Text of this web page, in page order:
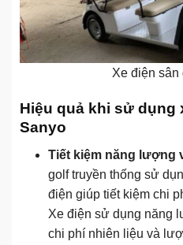
Xe điện sân
Hiệu quả khi sử dụng
Sanyo
Tiết kiệm năng lượng
golf truyền thống sử
điện giúp tiết kiệm chi
Xe điện sử dụng năng
chi phí nhiên liệu và